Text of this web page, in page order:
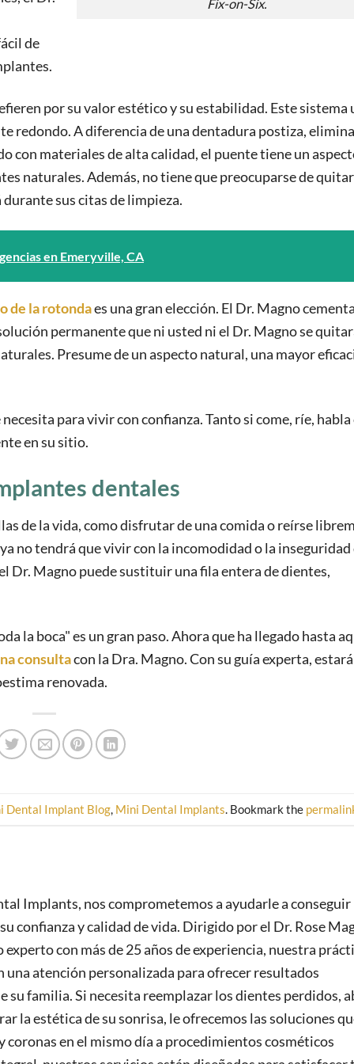
Fix-on-Six.
de
por su valor estético y su estabilidad. Este sistema
redondo. A diferencia de una dentadura postiza,
con materiales de alta calidad, el puente tiene un
naturales. Además, no tiene que preocuparse de
sus citas de limpieza.
en Emeryville, CA
de la rotondaes una gran elección. El Dr. Magno
permanente que ni usted ni el Dr. Magno se
Presume de un aspecto natural, una mayor
para vivir con confianza. Tanto si come, ríe, habla
en su sitio.
dentales
de la vida, como disfrutar de una comida o reírse
no tendrá que vivir con la incomodidad o la inseguridad
Dr. Magno puede sustituir una fila entera de dientes,
la boca" es un gran paso. Ahora que ha llegado hasta
consultacon la Dra. Magno. Con su guía experta,
renovada.
Dental Implant Blog Mini Dental Implants . Bookmark the
Implants, nos comprometemos a ayudarle a conseguir
confianza y calidad de vida. Dirigido por el Dr. Rose
con más de 25 años de experiencia, nuestra
una atención personalizada para ofrecer resultados
su familia. Si necesita reemplazar los dientes perdidos,
la estética de su sonrisa, le ofrecemos las soluciones
coronas en el mismo día a procedimientos cosméticos